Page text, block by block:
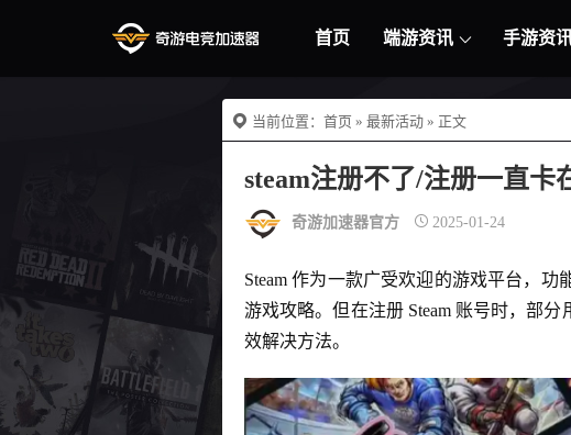
首页 端游资讯 手游资
当前位置： 首页 » 最新活动 » 正文
steam注册不了/注册一直
奇游加速器官方 2025-01-24
Steam 作为一款广受欢迎的游戏平台，
游戏攻略。但在注册 Steam 账号时，部
效解决方法。